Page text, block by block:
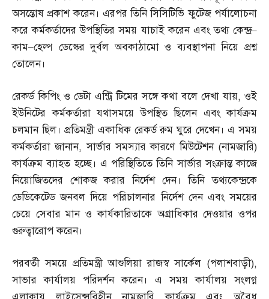
অসন্তোষ প্রকাশ করেন। এরপর তিনি সিসিটিভি ফুটেজ পর্যালোচনা
করে কর্মকর্তাদের উপস্থিতির সময় যাচাই করেন এবং তথ্য কেন্দ্র–
কাম–হেল্প ডেস্কের দুর্বল অবকাঠামো ও ব্যবস্থাপনা নিয়ে প্রশ্ন
তোলেন।
রেকর্ড কিপিং ও ডেটা এন্ট্রি টিমের সঙ্গে কথা বলে দেখা যায়, ওই
ইউনিটের কর্মকর্তারা যথাসময়ে উপস্থিত ছিলেন এবং কার্যক্রম
চলমান ছিল। প্রতিমন্ত্রী একাধিক রেকর্ড রুম ঘুরে দেখেন। এ সময়
কর্মকর্তারা জানান,সার্ভার সমস্যার কারণে মিউটেশন (নামজারি)
কার্যক্রম ব্যাহত হচ্ছে। এ পরিস্থিতিতে তিনি সার্ভার সংক্রান্ত কাজে
নিয়োজিতদের শোকজ করার নির্দেশ দেন। তিনি তথ্যকেন্দ্রকে
ডেডিকেটেড জনবল দিয়ে পরিচালনার নির্দেশ দেন এবং সময়ের
চেয়ে সেবার মান ও কার্যকারিতাকে অগ্রাধিকার দেওয়ার ওপর
গুরুত্বারোপ করেন।
পরবর্তী সময়ে প্রতিমন্ত্রী আশুলিয়া রাজস্ব সার্কেল (পলাশবাড়ী),
সাভার কার্যালয় পরিদর্শন করেন। এ সময় কার্যালয় সংলগ্ন